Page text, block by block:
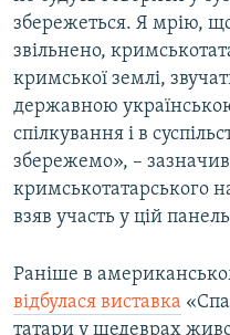
збережеться. Я мрію, що
звільнено,
кримської землі,
державною
спілкування і в
збережемо», –
кримськотатарського
взяв участь у цій
Раніше в
відбулася виставка
татари у шедеврах